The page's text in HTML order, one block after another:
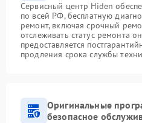
Сервисный центр Hiden
по всей РФ, бесплатную
ремонт, включая срочный
отслеживать статус ремонта
предоставляется
продления срока службы
Оригинальные
безопасное